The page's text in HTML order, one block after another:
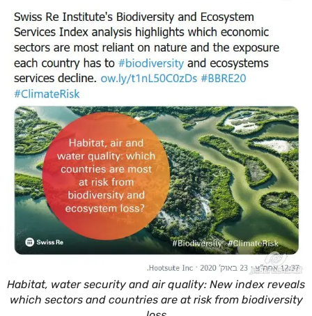
Habitat, water security and air quality: New index
which sectors and countries are at risk from